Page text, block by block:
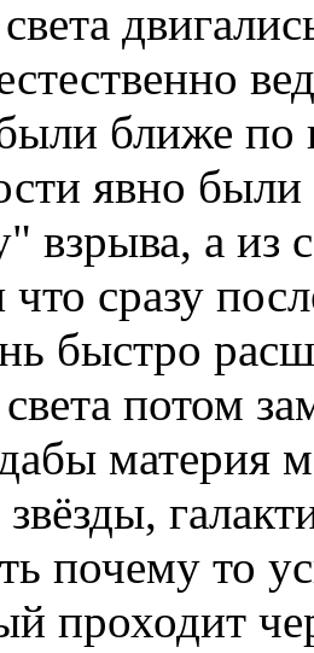
ближе
явно
взрыва, а из
что сразу
быстро
потом
материя
звёзды,
почему то
проходит